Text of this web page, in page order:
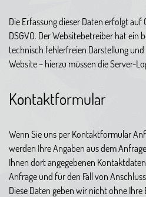
Die Erfassung dieser Daten erfolgt auf
DSGVO. Der Websitebetreiber hat ein
technisch fehlerfreien Darstellung
Website – hierzu müssen die Server-
Kontaktformular
Wenn Sie uns per Kontaktformular
werden Ihre Angaben aus dem
Ihnen dort angegebenen
Anfrage und für den Fall von
Diese Daten geben wir nicht ohne